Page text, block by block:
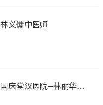
林义镛中医师
国庆堂汉医院─林丽华中